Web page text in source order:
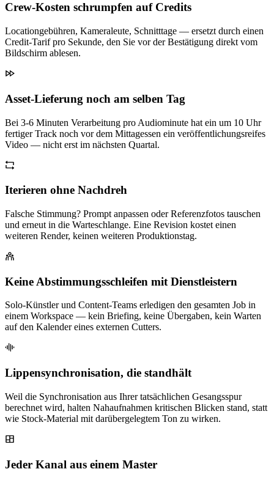
Crew-Kosten schrumpfen auf Credits
Locationgebühren, Kameraleute, Schnitttage — ersetzt durch einen
Credit-Tarif pro Sekunde, den Sie vor der Bestätigung direkt vom
Bildschirm ablesen.
Asset-Lieferung noch am selben Tag
Bei 3-6 Minuten Verarbeitung pro Audiominute hat ein um 10 Uhr
fertiger Track noch vor dem Mittagessen ein veröffentlichungsreifes
Video — nicht erst im nächsten Quartal.
Iterieren ohne Nachdreh
Falsche Stimmung? Prompt anpassen oder Referenzfotos tauschen
und erneut in die Warteschlange. Eine Revision kostet einen
weiteren Render, keinen weiteren Produktionstag.
Keine Abstimmungsschleifen mit Dienstleistern
Solo-Künstler und Content-Teams erledigen den gesamten Job in
einem Workspace — kein Briefing, keine Übergaben, kein Warten
auf den Kalender eines externen Cutters.
Lippensynchronisation, die standhält
Weil die Synchronisation aus Ihrer tatsächlichen Gesangsspur
berechnet wird, halten Nahaufnahmen kritischen Blicken stand, statt
wie Stock-Material mit darübergelegtem Ton zu wirken.
Jeder Kanal aus einem Master